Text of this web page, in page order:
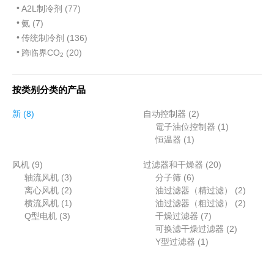
A2L制冷剂 (77)
氨 (7)
传统制冷剂 (136)
跨临界CO2 (20)
按类别分类的产品
新 88
自动控制器 22
个
電子油位控制器 1 1
恒温器 1 1
产
品
风机 99
个
产
品
轴流风机 33
个
产
品
离心风机 22
个
产
横流风机 1 1
个
Q型电机 33
过滤器和干燥器 202
个
产
分子筛 66
个
产
品
油过滤器（精过滤） 22
个
油过滤器（粗过滤） 22
干燥过滤器 77
个
可换滤干燥过滤器 22
Y型过滤器 1 1